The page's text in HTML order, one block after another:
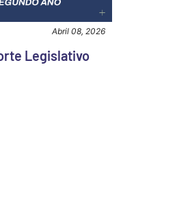
Abril 08, 2026
Legislativo